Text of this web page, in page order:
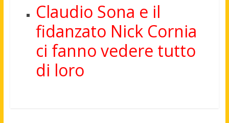
Claudio Sona e il
fidanzato Nick Cornia
ci fanno vedere tutto
di loro